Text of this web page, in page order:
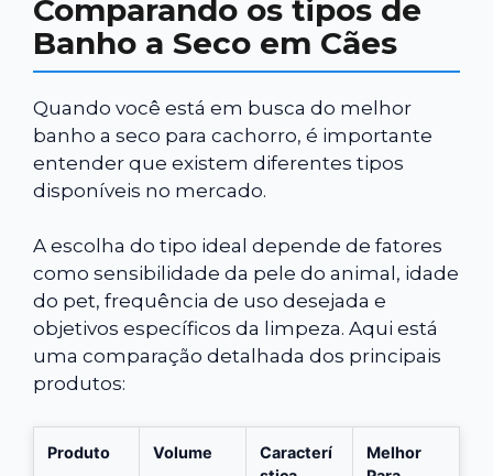
Comparando os tipos de
Banho a Seco em Cães
Quando você está em busca do melhor
banho a seco para cachorro, é importante
entender que existem diferentes tipos
disponíveis no mercado.
A escolha do tipo ideal depende de fatores
como sensibilidade da pele do animal, idade
do pet, frequência de uso desejada e
objetivos específicos da limpeza. Aqui está
uma comparação detalhada dos principais
produtos:
Produto Volume
Caracterí
Melhor